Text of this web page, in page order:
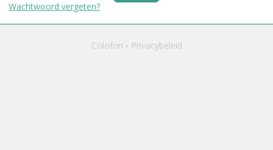
Wachtwoord vergeten?
Colofon Privacybeleid